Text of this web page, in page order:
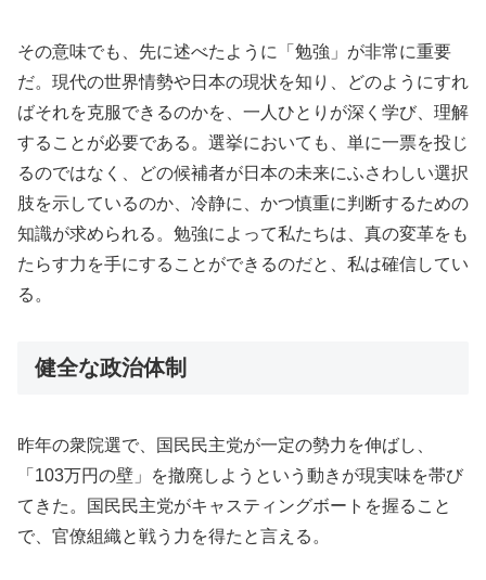
その意味でも、先に述べたように「勉強」が非常に重要
だ。現代の世界情勢や日本の現状を知り、どのようにすれ
ばそれを克服できるのかを、一人ひとりが深く学び、理解
することが必要である。選挙においても、単に一票を投じ
るのではなく、どの候補者が日本の未来にふさわしい選択
肢を示しているのか、冷静に、かつ慎重に判断するための
知識が求められる。勉強によって私たちは、真の変革をも
たらす力を手にすることができるのだと、私は確信してい
る。
健全な政治体制
昨年の衆院選で、国民民主党が一定の勢力を伸ばし、
「103万円の壁」を撤廃しようという動きが現実味を帯び
てきた。国民民主党がキャスティングボートを握ること
で、官僚組織と戦う力を得たと言える。